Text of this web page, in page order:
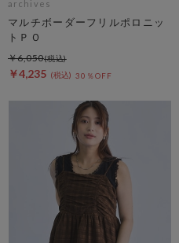
archives
マルチボーダーフリルポロニッ
トＰＯ
￥4,235 30％OFF
￥6,050